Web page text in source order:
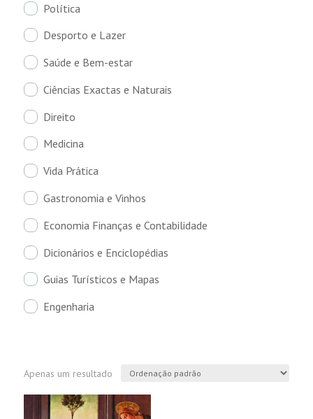
Política
Desporto e Lazer
Saúde e Bem-estar
Ciências Exactas e Naturais
Direito
Medicina
Vida Prática
Gastronomia e Vinhos
Economia Finanças e Contabilidade
Dicionários e Enciclopédias
Guias Turísticos e Mapas
Engenharia
Apenas um resultado